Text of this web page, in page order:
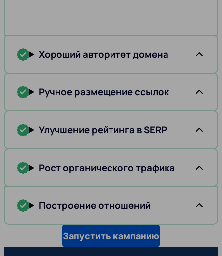
Хороший авторитет домена
Ручное размещение ссылок
Улучшение рейтинга в SERP
Рост органического трафика
Построение отношений
Запустить кампанию